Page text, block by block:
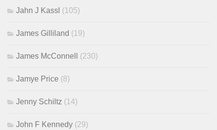
Jahn J Kassl (105)
James Gilliland (19)
James McConnell (230)
Jamye Price (8)
Jenny Schiltz (14)
John F Kennedy (29)